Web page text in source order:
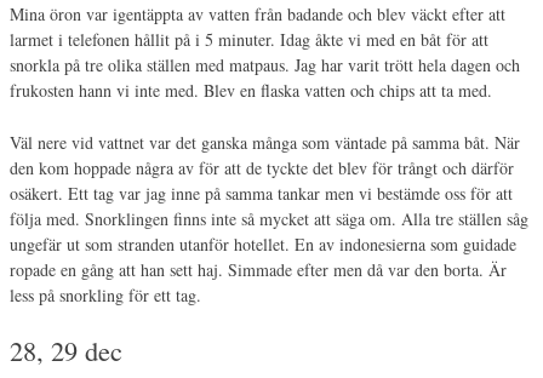
Mina öron var igentäppta av vatten från badande och blev väckt efter att
larmet i telefonen hållit på i 5 minuter. Idag åkte vi med en båt för att
snorkla på tre olika ställen med matpaus. Jag har varit trött hela dagen och
frukosten hann vi inte med. Blev en flaska vatten och chips att ta med.
Väl nere vid vattnet var det ganska många som väntade på samma båt. När
den kom hoppade några av för att de tyckte det blev för trångt och därför
osäkert. Ett tag var jag inne på samma tankar men vi bestämde oss för att
följa med. Snorklingen finns inte så mycket att säga om. Alla tre ställen såg
ungefär ut som stranden utanför hotellet. En av indonesierna som guidade
ropade en gång att han sett haj. Simmade efter men då var den borta. Är
less på snorkling för ett tag.
28, 29 dec